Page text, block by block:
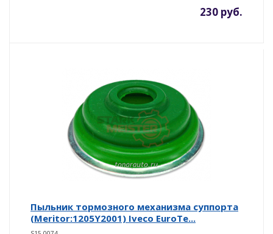
230 руб.
Пыльник тормозного механизма суппорта
(Meritor:1205Y2001) Iveco EuroTe...